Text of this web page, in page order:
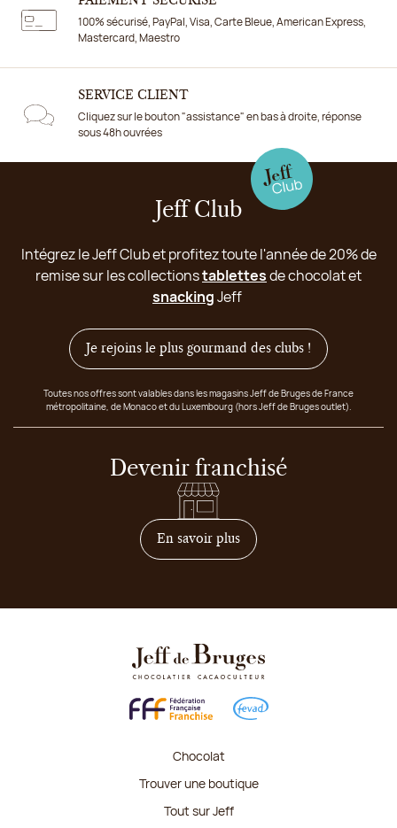
100% sécurisé, PayPal, Visa, Carte Bleue, American Express,
Mastercard, Maestro
SERVICE CLIENT
Cliquez sur le bouton "assistance" en bas à droite, réponse
sous 48h ouvrées
Jeff Club
Intégrez le Jeff Club et profitez toute l'année de 20% de
remise sur les collectionstablettesde chocolat et
snackingJeff
Je rejoins le plus gourmand des clubs !
Toutes nos offres sont valables dans les magasins Jeff de Bruges de France
métropolitaine, de Monaco et du Luxembourg (hors Jeff de Bruges outlet).
Devenir franchisé
En savoir plussur comment devenir
Chocolat
Trouver une boutique
Tout sur Jeff